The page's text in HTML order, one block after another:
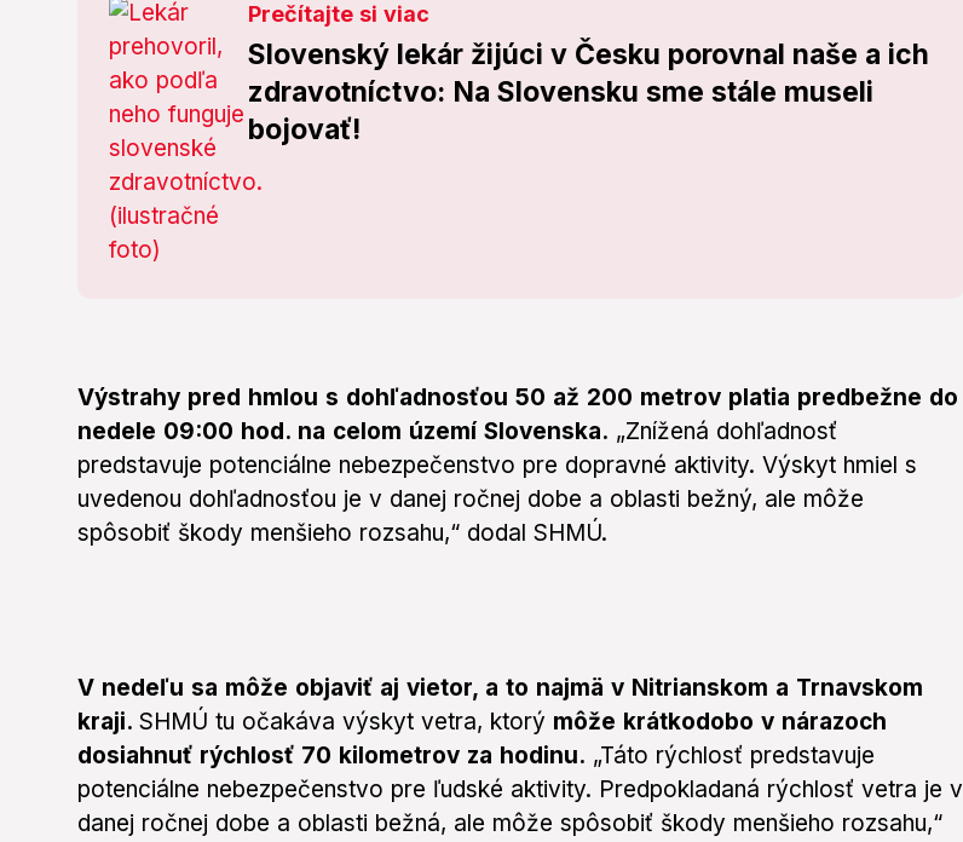
Prečítajte si viac
Slovenský lekár žijúci v Česku porovnal naše a ich
zdravotníctvo: Na Slovensku sme stále museli
bojovať!
Výstrahy pred hmlou s dohľadnosťou 50 až 200 metrov platia predbežne do
nedele 09:00 hod. na celom území Slovenska. „Znížená dohľadnosť
predstavuje potenciálne nebezpečenstvo pre dopravné aktivity. Výskyt hmiel s
uvedenou dohľadnosťou je v danej ročnej dobe a oblasti bežný, ale môže
spôsobiť škody menšieho rozsahu,“ dodal SHMÚ.
V nedeľu sa môže objaviť aj vietor, a to najmä v Nitrianskom a Trnavskom
kraji. SHMÚ tu očakáva výskyt vetra, ktorý môže krátkodobo v nárazoch
dosiahnuť rýchlosť 70 kilometrov za hodinu. „Táto rýchlosť predstavuje
potenciálne nebezpečenstvo pre ľudské aktivity. Predpokladaná rýchlosť vetra je v
danej ročnej dobe a oblasti bežná, ale môže spôsobiť škody menšieho rozsahu,“